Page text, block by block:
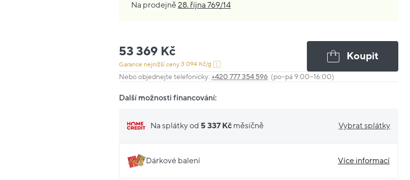
Na prodejně28. října 769/14
53 369 Kč
Garance nejnižší ceny:3 094 Kč/g
Koupit
Nebo objednejte telefonicky:+420 777 354 596 (po–pá 9:00–16:00)
Další možnosti financování:
Na splátky od 5 337 Kč měsíčně Vybrat splátky
Dárkové balení Více informací